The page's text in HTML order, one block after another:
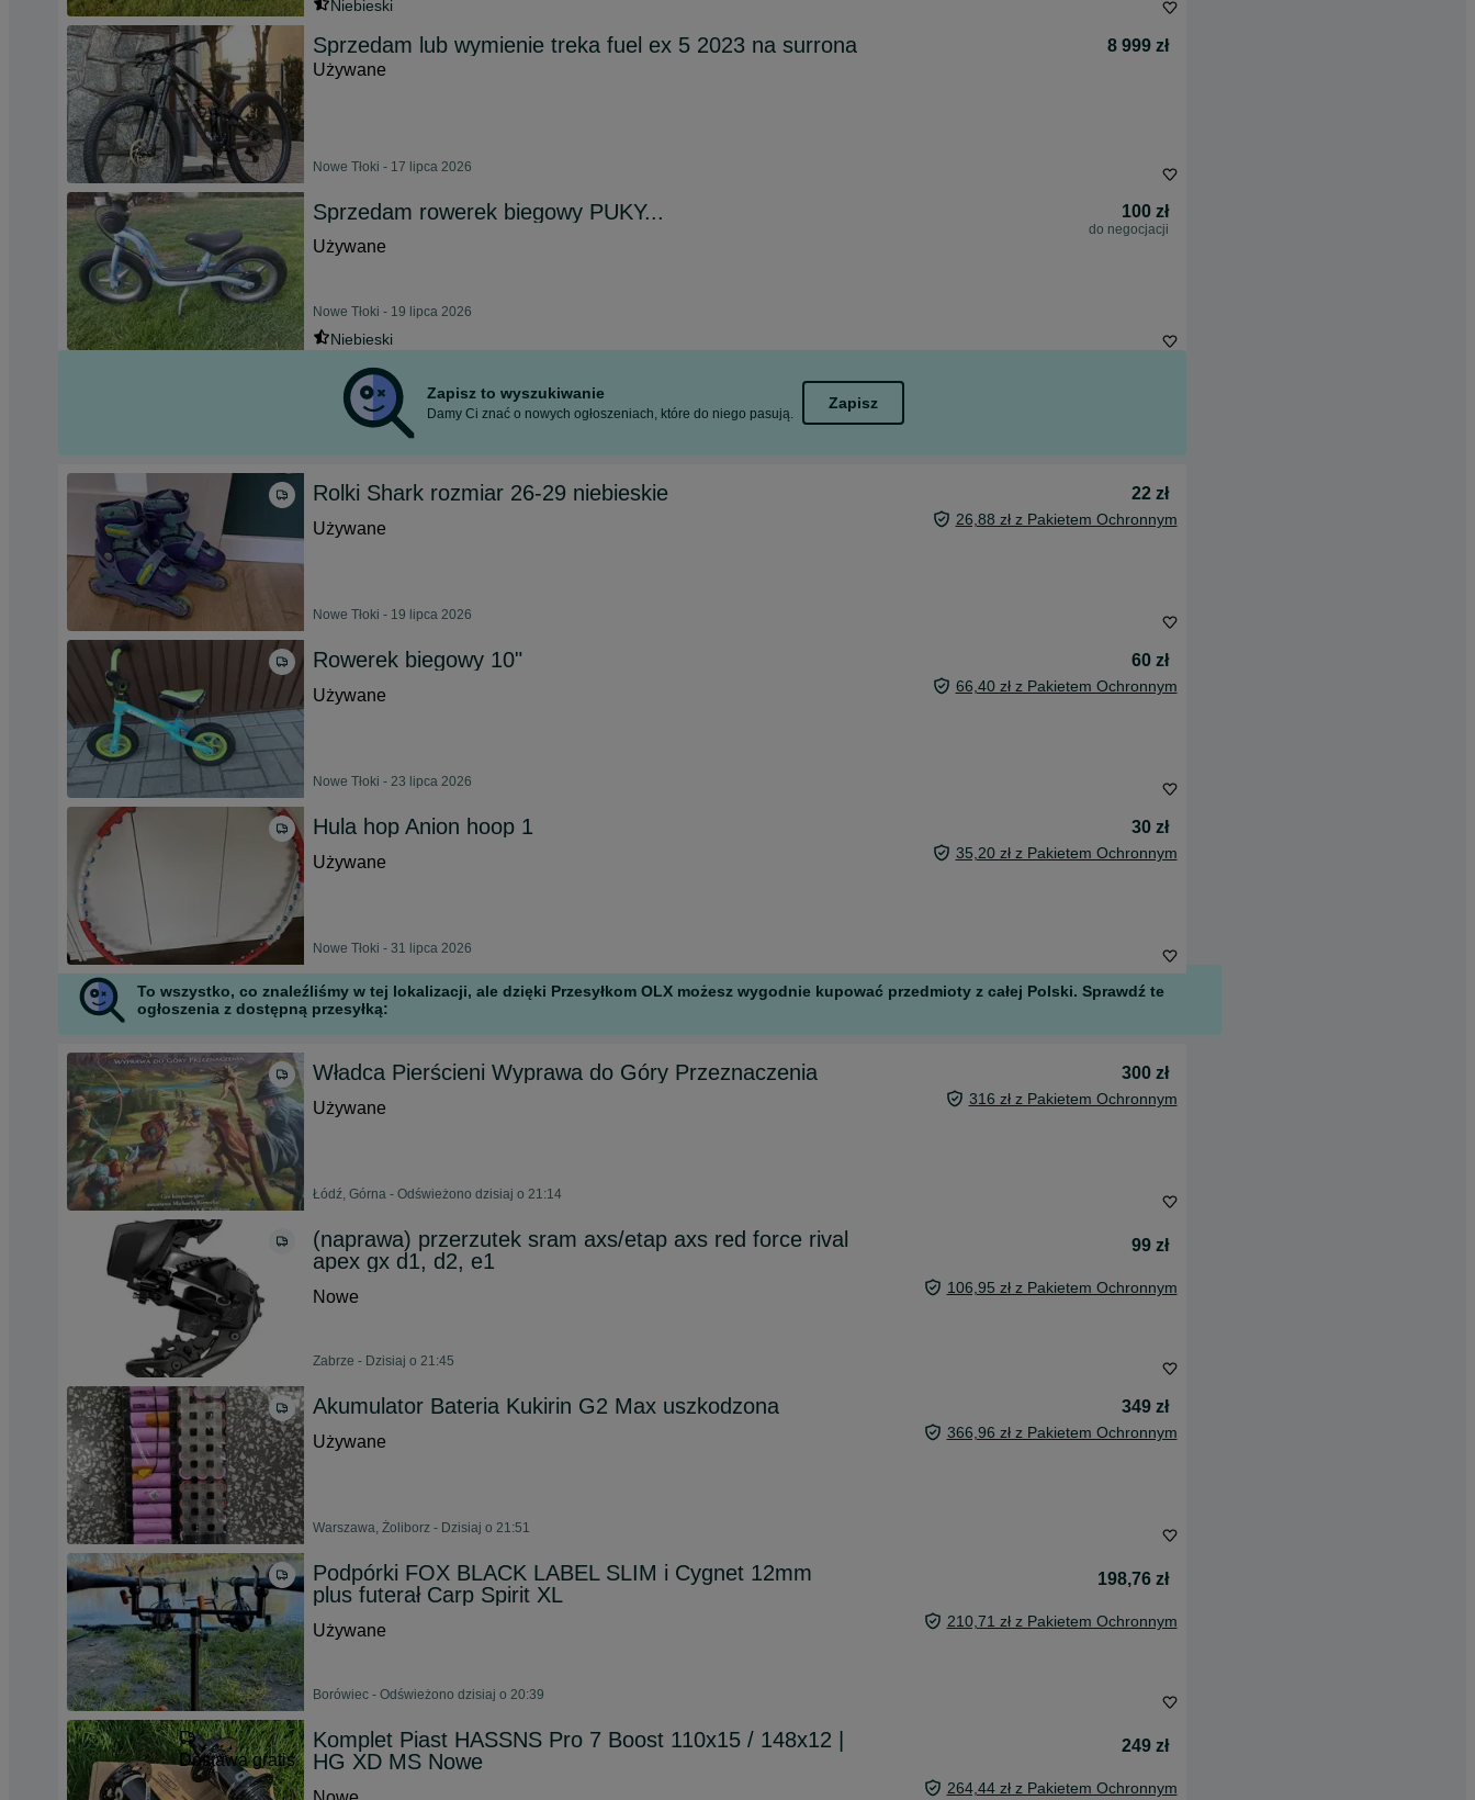
Niebieski
Sprzedam lub wymienie treka fuel ex 5 2023 na surrona
8 999 zł
Używane
Nowe Tłoki - 17 lipca 2026
Sprzedam rowerek biegowy PUKY... 100 zł
do negocjacji
Używane
Nowe Tłoki - 19 lipca 2026
Niebieski
Zapisz to wyszukiwanie
Damy Ci znać o nowych ogłoszeniach, które do niego pasują.
Zapisz
Rolki Shark rozmiar 26-29 niebieskie
22 zł
Używane
26,88 zł z Pakietem Ochronnym
Nowe Tłoki - 19 lipca 2026
Rowerek biegowy 10"
60 zł
Używane
66,40 zł z Pakietem Ochronnym
Nowe Tłoki - 23 lipca 2026
Hula hop Anion hoop 1
30 zł
Używane
35,20 zł z Pakietem Ochronnym
Nowe Tłoki - 31 lipca 2026
To wszystko, co znaleźliśmy w tej lokalizacji, ale dzięki Przesyłkom OLX możesz wygodnie kupować przedmioty z całej Polski. Sprawdź te
ogłoszenia z dostępną przesyłką:
Władca Pierścieni Wyprawa do Góry Przeznaczenia
300 zł
Używane
316 zł z Pakietem Ochronnym
Łódź, Górna - Odświeżono dzisiaj o 21:14
(naprawa) przerzutek sram axs/etap axs red force rival
apex gx d1, d2, e1
99 zł
Nowe 106,95 zł z Pakietem Ochronnym
Zabrze - Dzisiaj o 21:45
Akumulator Bateria Kukirin G2 Max uszkodzona
349 zł
Używane
366,96 zł z Pakietem Ochronnym
Warszawa, Żoliborz - Dzisiaj o 21:51
Podpórki FOX BLACK LABEL SLIM i Cygnet 12mm
plus futerał Carp Spirit XL
198,76 zł
Używane 210,71 zł z Pakietem Ochronnym
Borówiec - Odświeżono dzisiaj o 20:39
Dostawa gratis
Komplet Piast HASSNS Pro 7 Boost 110x15 / 148x12 |
HG XD MS Nowe
249 zł
264,44 zł z Pakietem Ochronnym